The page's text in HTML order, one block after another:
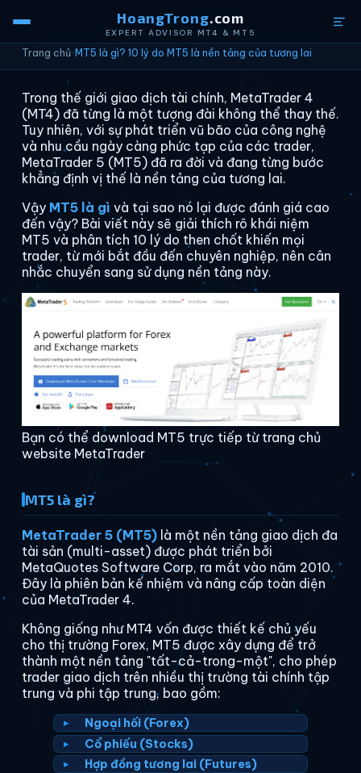
HoangTrong.com
EXPERT ADVISOR MT4 & MT5
Trang chủ› MT5 là gì? 10 lý do MT5 là nền tảng của tương lai
Trong thế giới giao dịch tài chính, MetaTrader 4
(MT4) đã từng là một tượng đài không thể thay thế.
Tuy nhiên, với sự phát triển vũ bão của công nghệ
và nhu cầu ngày càng phức tạp của các trader,
MetaTrader 5 (MT5) đã ra đời và đang từng bước
khẳng định vị thế là nền tảng của tương lai.
Vậy MT5 là gì và tại sao nó lại được đánh giá cao
đến vậy? Bài viết này sẽ giải thích rõ khái niệm
MT5 và phân tích 10 lý do then chốt khiến mọi
trader, từ mới bắt đầu đến chuyên nghiệp, nên cân
nhắc chuyển sang sử dụng nền tảng này.
Bạn có thể download MT5 trực tiếp từ trang chủ
website MetaTrader
MT5 là gì?
MetaTrader 5 (MT5)là một nền tảng giao dịch đa
tài sản (multi-asset) được phát triển bởi
MetaQuotes Software Corp, ra mắt vào năm 2010.
Đây là phiên bản kế nhiệm và nâng cấp toàn diện
của MetaTrader 4.
Không giống như MT4 vốn được thiết kế chủ yếu
cho thị trường Forex, MT5 được xây dựng để trở
thành một nền tảng "tất-cả-trong-một", cho phép
trader giao dịch trên nhiều thị trường tài chính tập
trung và phi tập trung, bao gồm:
Ngoại hối (Forex)
Cổ phiếu (Stocks)
Hợp đồng tương lai (Futures)